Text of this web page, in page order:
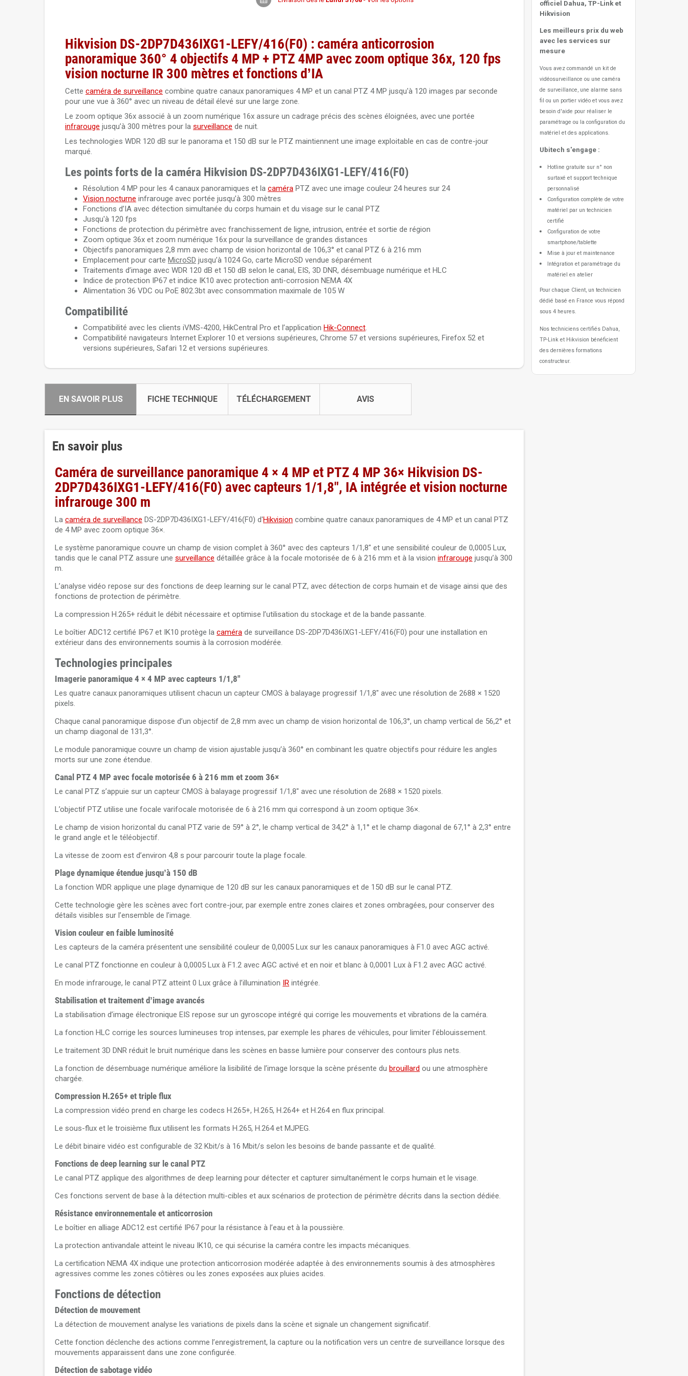
Hikvision DS-2DP7D436IXG1-LEFY/416(F0) : caméra anticorrosion
panoramique 360° 4 objectifs 4 MP + PTZ 4MP avec zoom optique 36x, 120 fps
vision nocturne IR 300 mètres et fonctions d’IA
Cette caméra de surveillance combine quatre canaux panoramiques 4 MP et un canal PTZ 4 MP jusqu'à 120 images par seconde
pour une vue à 360° avec un niveau de détail élevé sur une large zone.
Le zoom optique 36x associé à un zoom numérique 16x assure un cadrage précis des scènes éloignées, avec une portée
infrarouge jusqu’à 300 mètres pour la surveillance de nuit.
Les technologies WDR 120 dB sur le panorama et 150 dB sur le PTZ maintiennent une image exploitable en cas de contre-jour
marqué.
Les points forts de la caméra Hikvision DS-2DP7D436IXG1-LEFY/416(F0)
Résolution 4 MP pour les 4 canaux panoramiques et la caméra PTZ avec une image couleur 24 heures sur 24
Vision nocturne infrarouge avec portée jusqu’à 300 mètres
Fonctions d’IA avec détection simultanée du corps humain et du visage sur le canal PTZ
Jusqu'à 120 fps
Fonctions de protection du périmètre avec franchissement de ligne, intrusion, entrée et sortie de région
Zoom optique 36x et zoom numérique 16x pour la surveillance de grandes distances
Objectifs panoramiques 2,8 mm avec champ de vision horizontal de 106,3° et canal PTZ 6 à 216 mm
Emplacement pour carte MicroSD jusqu’à 1024 Go, carte MicroSD vendue séparément
Traitements d’image avec WDR 120 dB et 150 dB selon le canal, EIS, 3D DNR, désembuage numérique et HLC
Indice de protection IP67 et indice IK10 avec protection anti-corrosion NEMA 4X
Alimentation 36 VDC ou PoE 802.3bt avec consommation maximale de 105 W
Compatibilité
Compatibilité avec les clients iVMS-4200, HikCentral Pro et l’application Hik-Connect.
Compatibilité navigateurs Internet Explorer 10 et versions supérieures, Chrome 57 et versions supérieures, Firefox 52 et
versions supérieures, Safari 12 et versions supérieures.
EN SAVOIR PLUS FICHE TECHNIQUE TÉLÉCHARGEMENT AVIS
En savoir plus
Caméra de surveillance panoramique 4 × 4 MP et PTZ 4 MP 36× Hikvision DS-
2DP7D436IXG1-LEFY/416(F0) avec capteurs 1/1,8", IA intégrée et vision nocturne
infrarouge 300 m
La caméra de surveillance DS-2DP7D436IXG1-LEFY/416(F0) d'Hikvision combine quatre canaux panoramiques de 4 MP et un canal PTZ
de 4 MP avec zoom optique 36×.
Le système panoramique couvre un champ de vision complet à 360° avec des capteurs 1/1,8" et une sensibilité couleur de 0,0005 Lux,
tandis que le canal PTZ assure une surveillance détaillée grâce à la focale motorisée de 6 à 216 mm et à la vision infrarouge jusqu’à 300
m.
L’analyse vidéo repose sur des fonctions de deep learning sur le canal PTZ, avec détection de corps humain et de visage ainsi que des
fonctions de protection de périmètre.
La compression H.265+ réduit le débit nécessaire et optimise l’utilisation du stockage et de la bande passante.
Le boîtier ADC12 certifié IP67 et IK10 protège la caméra de surveillance DS-2DP7D436IXG1-LEFY/416(F0) pour une installation en
extérieur dans des environnements soumis à la corrosion modérée.
Technologies principales
Imagerie panoramique 4 × 4 MP avec capteurs 1/1,8"
Les quatre canaux panoramiques utilisent chacun un capteur CMOS à balayage progressif 1/1,8" avec une résolution de 2688 × 1520
pixels.
Chaque canal panoramique dispose d’un objectif de 2,8 mm avec un champ de vision horizontal de 106,3°, un champ vertical de 56,2° et
un champ diagonal de 131,3°.
Le module panoramique couvre un champ de vision ajustable jusqu’à 360° en combinant les quatre objectifs pour réduire les angles
morts sur une zone étendue.
Canal PTZ 4 MP avec focale motorisée 6 à 216 mm et zoom 36×
Le canal PTZ s’appuie sur un capteur CMOS à balayage progressif 1/1,8" avec une résolution de 2688 × 1520 pixels.
L’objectif PTZ utilise une focale varifocale motorisée de 6 à 216 mm qui correspond à un zoom optique 36×.
Le champ de vision horizontal du canal PTZ varie de 59° à 2°, le champ vertical de 34,2° à 1,1° et le champ diagonal de 67,1° à 2,3° entre
le grand angle et le téléobjectif.
La vitesse de zoom est d’environ 4,8 s pour parcourir toute la plage focale.
Plage dynamique étendue jusqu’à 150 dB
La fonction WDR applique une plage dynamique de 120 dB sur les canaux panoramiques et de 150 dB sur le canal PTZ.
Cette technologie gère les scènes avec fort contre-jour, par exemple entre zones claires et zones ombragées, pour conserver des
détails visibles sur l’ensemble de l’image.
Vision couleur en faible luminosité
Les capteurs de la caméra présentent une sensibilité couleur de 0,0005 Lux sur les canaux panoramiques à F1.0 avec AGC activé.
Le canal PTZ fonctionne en couleur à 0,0005 Lux à F1.2 avec AGC activé et en noir et blanc à 0,0001 Lux à F1.2 avec AGC activé.
En mode infrarouge, le canal PTZ atteint 0 Lux grâce à l’illumination IR intégrée.
Stabilisation et traitement d’image avancés
La stabilisation d’image électronique EIS repose sur un gyroscope intégré qui corrige les mouvements et vibrations de la caméra.
La fonction HLC corrige les sources lumineuses trop intenses, par exemple les phares de véhicules, pour limiter l’éblouissement.
Le traitement 3D DNR réduit le bruit numérique dans les scènes en basse lumière pour conserver des contours plus nets.
La fonction de désembuage numérique améliore la lisibilité de l’image lorsque la scène présente du brouillard ou une atmosphère
chargée.
Compression H.265+ et triple flux
La compression vidéo prend en charge les codecs H.265+, H.265, H.264+ et H.264 en flux principal.
Le sous-flux et le troisième flux utilisent les formats H.265, H.264 et MJPEG.
Le débit binaire vidéo est configurable de 32 Kbit/s à 16 Mbit/s selon les besoins de bande passante et de qualité.
Fonctions de deep learning sur le canal PTZ
Le canal PTZ applique des algorithmes de deep learning pour détecter et capturer simultanément le corps humain et le visage.
Ces fonctions servent de base à la détection multi-cibles et aux scénarios de protection de périmètre décrits dans la section dédiée.
Résistance environnementale et anticorrosion
Le boîtier en alliage ADC12 est certifié IP67 pour la résistance à l’eau et à la poussière.
La protection antivandale atteint le niveau IK10, ce qui sécurise la caméra contre les impacts mécaniques.
La certification NEMA 4X indique une protection anticorrosion modérée adaptée à des environnements soumis à des atmosphères
agressives comme les zones côtières ou les zones exposées aux pluies acides.
Fonctions de détection
Détection de mouvement
La détection de mouvement analyse les variations de pixels dans la scène et signale un changement significatif.
Cette fonction déclenche des actions comme l’enregistrement, la capture ou la notification vers un centre de surveillance lorsque des
mouvements apparaissent dans une zone configurée.
Détection de sabotage vidéo
officiel Dahua, TP-Link et
Hikvision
Les meilleurs prix du web
avec les services sur
mesure
Vous avez commandé un kit de
vidéosurveillance ou une caméra
de surveillance, une alarme sans
fil ou un portier vidéo et vous avez
besoin d'aide pour réaliser le
paramétrage ou la configuration du
matériel et des applications.
Ubitech s'engage :
Hotline gratuite sur n° non
surtaxé et support technique
personnalisé
Configuration complète de votre
matériel par un technicien
certifié
Configuration de votre
smartphone/tablette
Mise à jour et maintenance
Intégration et paramétrage du
matériel en atelier
Pour chaque Client, un technicien
dédié basé en France vous répond
sous 4 heures.
Nos techniciens certifiés Dahua,
TP-Link et Hikvision bénéficient
des dernières formations
constructeur.